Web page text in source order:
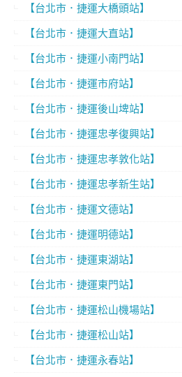
【台北市．捷運大橋頭站】
【台北市．捷運大直站】
【台北市．捷運小南門站】
【台北市．捷運市府站】
【台北市．捷運後山埤站】
【台北市．捷運忠孝復興站】
【台北市．捷運忠孝敦化站】
【台北市．捷運忠孝新生站】
【台北市．捷運文德站】
【台北市．捷運明德站】
【台北市．捷運東湖站】
【台北市．捷運東門站】
【台北市．捷運松山機場站】
【台北市．捷運松山站】
【台北市．捷運永春站】